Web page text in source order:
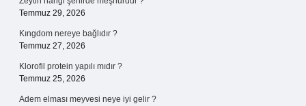
Temmuz 29, 2026
Kıngdom nereye bağlıdır ?
Temmuz 27, 2026
Klorofil protein yapılı mıdır ?
Temmuz 25, 2026
Adem elması meyvesi neye iyi gelir ?